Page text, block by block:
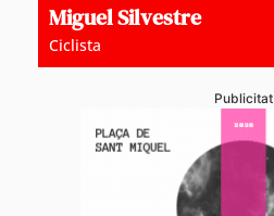
Miguel Silvestre
Ciclista
Publicitat